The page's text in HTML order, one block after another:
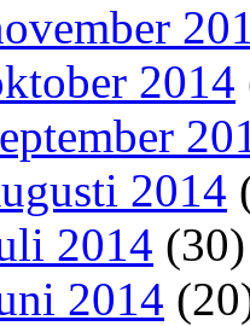
2014
2014
2014 (30)
2014